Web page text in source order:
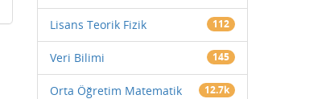
Lisans Teorik Fizik 112
Veri Bilimi 145
Orta Öğretim Matematik 12.7k